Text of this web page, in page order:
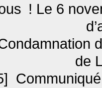
! Le 6
de